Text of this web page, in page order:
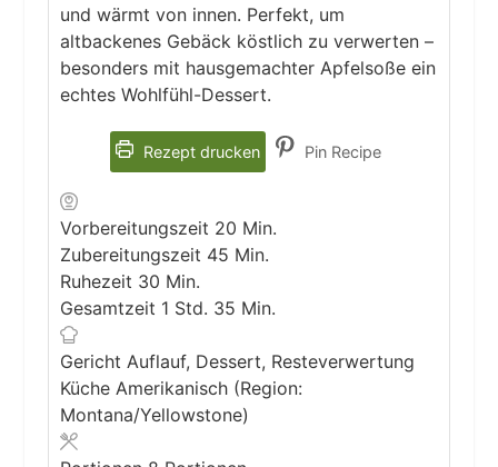
und wärmt von innen. Perfekt, um
altbackenes Gebäck köstlich zu verwerten –
besonders mit hausgemachter Apfelsoße ein
echtes Wohlfühl-Dessert.
Rezept drucken Pin Recipe
Vorbereitungszeit 20Minuten
Min.
Zubereitungszeit 45Minuten
Min.
Ruhezeit 30Minuten
Min.
Gesamtzeit 1Stunde
Std. 35Minuten
Min.
Gericht Auflauf, Dessert, Resteverwertung
Küche Amerikanisch (Region:
Montana/Yellowstone)